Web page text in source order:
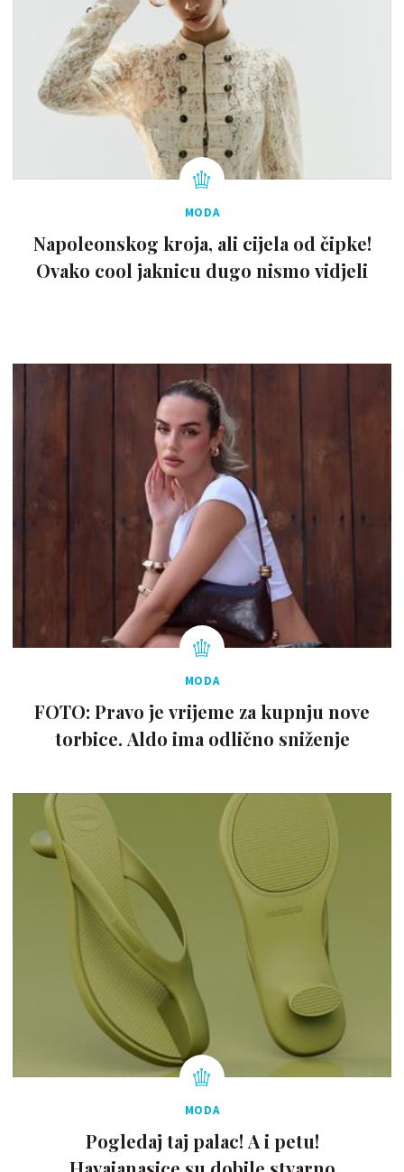
MODA
Napoleonskog kroja, ali cijela od čipke!
Ovako cool jaknicu dugo nismo vidjeli
MODA
FOTO: Pravo je vrijeme za kupnju nove
torbice. Aldo ima odlično sniženje
MODA
Pogledaj taj palac! A i petu!